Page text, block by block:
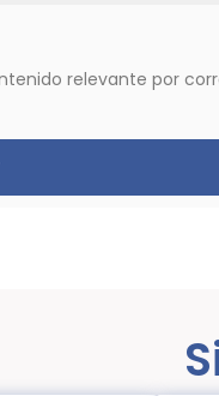
relevante por